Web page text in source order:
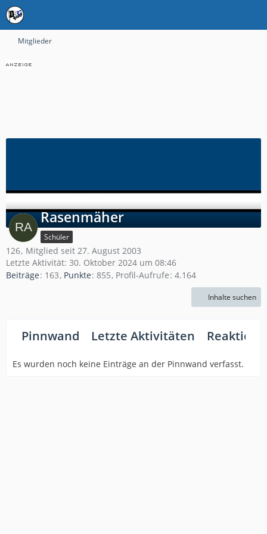
Mitglieder
Rasenmäher
Schüler
126 Mitglied seit 27. August 2003
Letzte Aktivität: 30. Oktober 2024 um 08:46
Beiträge 163 Punkte 855 Profil-Aufrufe 4.164
Inhalte suchen
Pinnwand Letzte Aktivitäten
Es wurden noch keine Einträge an der Pinnwand verfasst.